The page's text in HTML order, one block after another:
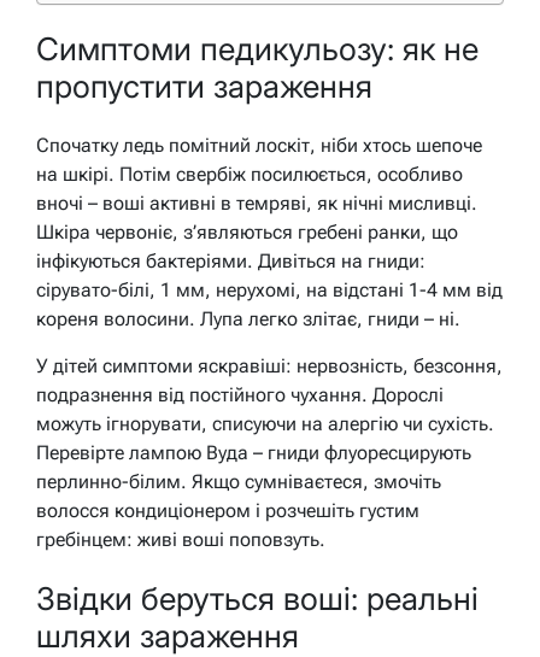
Симптоми педикульозу: як не
пропустити зараження
Спочатку ледь помітний лоскіт, ніби хтось шепоче
на шкірі. Потім свербіж посилюється, особливо
вночі – воші активні в темряві, як нічні мисливці.
Шкіра червоніє, з’являються гребені ранки, що
інфікуються бактеріями. Дивіться на гниди:
сірувато-білі, 1 мм, нерухомі, на відстані 1-4 мм від
кореня волосини. Лупа легко злітає, гниди – ні.
У дітей симптоми яскравіші: нервозність, безсоння,
подразнення від постійного чухання. Дорослі
можуть ігнорувати, списуючи на алергію чи сухість.
Перевірте лампою Вуда – гниди флуоресцирують
перлинно-білим. Якщо сумніваєтеся, змочіть
волосся кондиціонером і розчешіть густим
гребінцем: живі воші поповзуть.
Звідки беруться воші: реальні
шляхи зараження